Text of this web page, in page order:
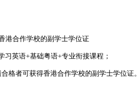
合作学校的副学士学位证
英语+基础粤语+专业衔接课程；
者可获得香港合作学校的副学士学位证。